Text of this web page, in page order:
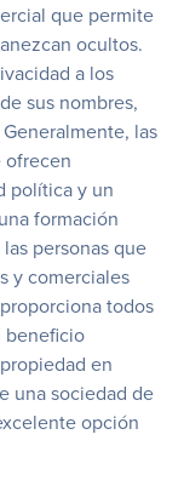
que permite
ocultos.
a los
sus nombres,
las
ofrecen
política y un
formación
personas que
y comerciales
todos
beneficio
en
una sociedad de
opción